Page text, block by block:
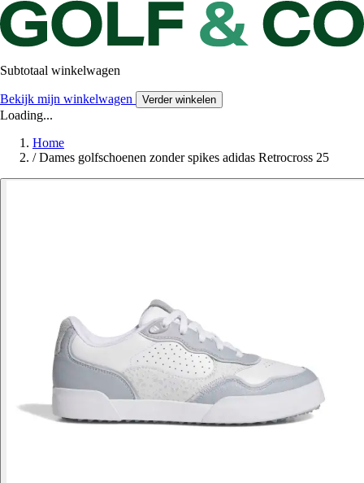
Subtotaal winkelwagen
Bekijk mijn winkelwagen Verder winkelen
Loading...
Home
/ Dames golfschoenen zonder spikes adidas Retrocross 25